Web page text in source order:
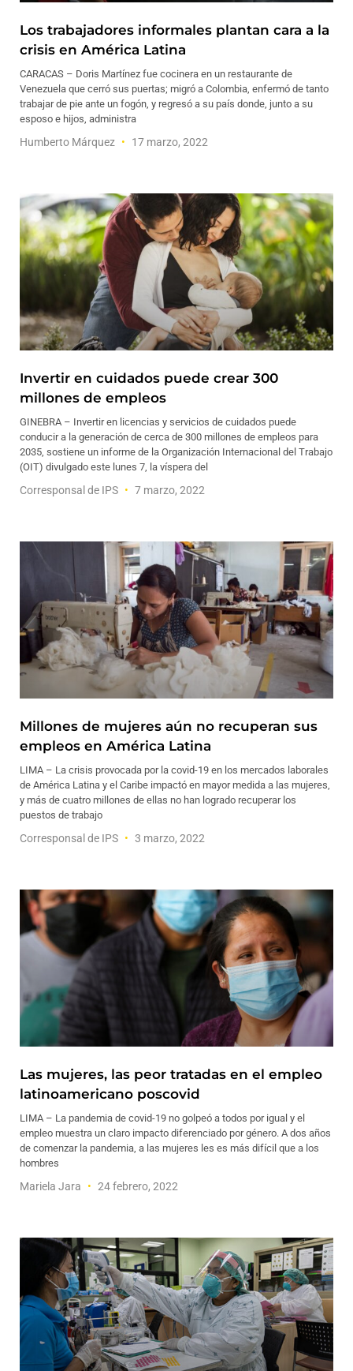
Los trabajadores informales plantan cara a la
crisis en América Latina
CARACAS – Doris Martínez fue cocinera en un restaurante de
Venezuela que cerró sus puertas; migró a Colombia, enfermó de tanto
trabajar de pie ante un fogón, y regresó a su país donde, junto a su
esposo e hijos, administra
Humberto Márquez 17 marzo, 2022
Invertir en cuidados puede crear 300
millones de empleos
GINEBRA – Invertir en licencias y servicios de cuidados puede
conducir a la generación de cerca de 300 millones de empleos para
2035, sostiene un informe de la Organización Internacional del Trabajo
(OIT) divulgado este lunes 7, la víspera del
Corresponsal de IPS 7 marzo, 2022
Millones de mujeres aún no recuperan sus
empleos en América Latina
LIMA – La crisis provocada por la covid-19 en los mercados laborales
de América Latina y el Caribe impactó en mayor medida a las mujeres,
y más de cuatro millones de ellas no han logrado recuperar los
puestos de trabajo
Corresponsal de IPS 3 marzo, 2022
Las mujeres, las peor tratadas en el empleo
latinoamericano poscovid
LIMA – La pandemia de covid-19 no golpeó a todos por igual y el
empleo muestra un claro impacto diferenciado por género. A dos años
de comenzar la pandemia, a las mujeres les es más difícil que a los
hombres
Mariela Jara 24 febrero, 2022